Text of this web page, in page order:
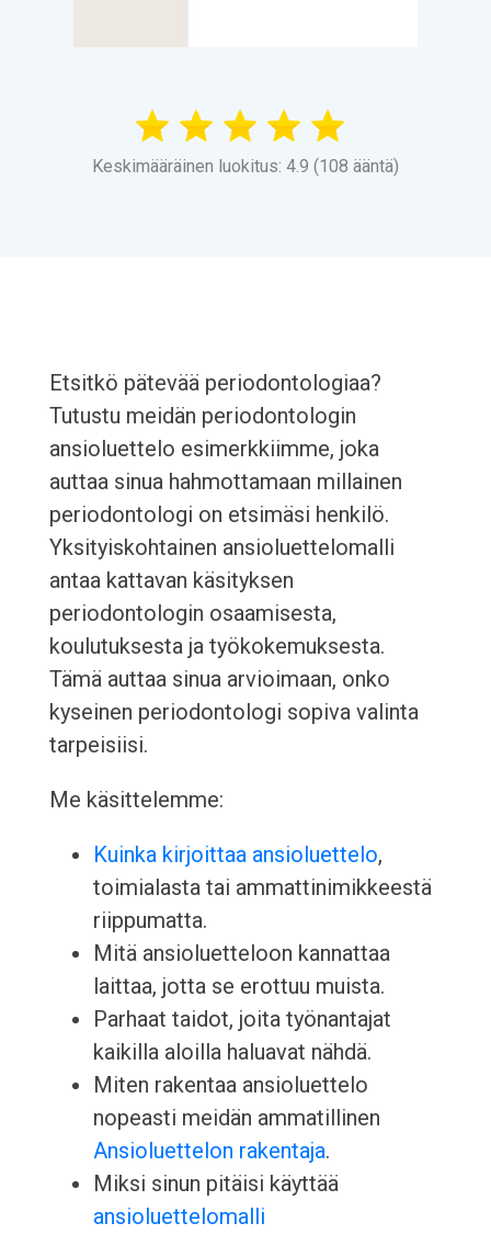
Keskimääräinen luokitus: 4.9 (108 ääntä)
Etsitkö pätevää periodontologiaa?
Tutustu meidän periodontologin
ansioluettelo esimerkkiimme, joka
auttaa sinua hahmottamaan millainen
periodontologi on etsimäsi henkilö.
Yksityiskohtainen ansioluettelomalli
antaa kattavan käsityksen
periodontologin osaamisesta,
koulutuksesta ja työkokemuksesta.
Tämä auttaa sinua arvioimaan, onko
kyseinen periodontologi sopiva valinta
tarpeisiisi.
Me käsittelemme:
Kuinka kirjoittaa ansioluettelo,
toimialasta tai ammattinimikkeestä
riippumatta.
Mitä ansioluetteloon kannattaa
laittaa, jotta se erottuu muista.
Parhaat taidot, joita työnantajat
kaikilla aloilla haluavat nähdä.
Miten rakentaa ansioluettelo
nopeasti meidän ammatillinen
Ansioluettelon rakentaja.
Miksi sinun pitäisi käyttää
ansioluettelomalli